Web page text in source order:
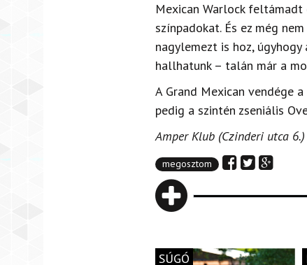
Mexican Warlock
színpadokat. És ez még
nagylemezt is hoz,
hallhatunk – talán már a
A Grand Mexican vendége
pedig a szintén zseniális
Amper Klub (Czinderi utca
megosztom
SÚGÓ